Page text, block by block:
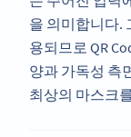
을 의미합니다.
용되므로 QR
양과 가독성 측
최상의 마스크